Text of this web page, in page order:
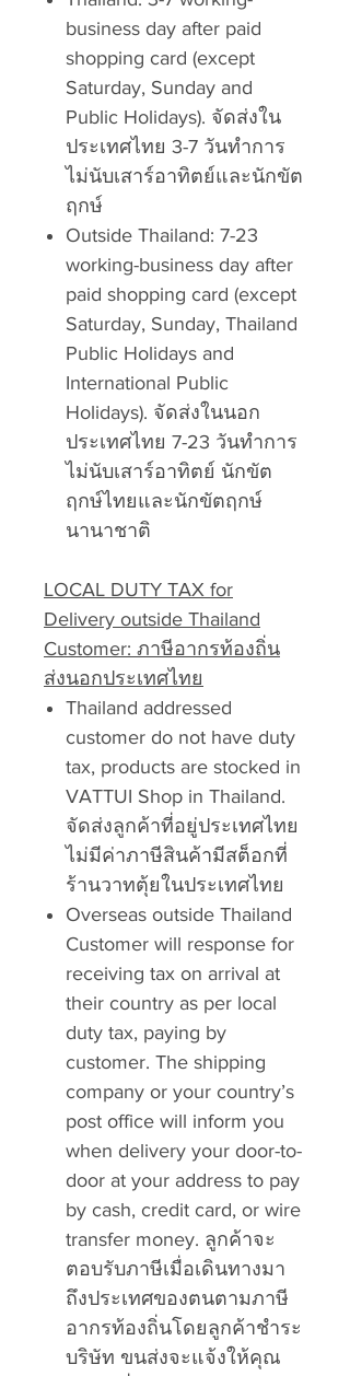
business day after paid
shopping card (except
Saturday, Sunday and
Public Holidays). จัดส่งใน
ประเทศไทย 3-7 วันทำการ
ไม่นับเสาร์อาทิตย์และนักขัต
ฤกษ์
Outside Thailand: 7-23
working-business day after
paid shopping card (except
Saturday, Sunday, Thailand
Public Holidays and
International Public
Holidays). จัดส่งในนอก
ประเทศไทย 7-23 วันทำการ
ไม่นับเสาร์อาทิตย์ นักขัต
ฤกษ์ไทยและนักขัตฤกษ์
นานาชาติ
LOCAL DUTY TAX for
Delivery outside Thailand
Customer: ภาษีอากรท้องถิ่น
ส่งนอกประเทศไทย
Thailand addressed
customer do not have duty
tax, products are stocked in
VATTUI Shop in Thailand.
จัดส่งลูกค้าที่อยู่ประเทศไทย
ไม่มีค่าภาษีสินค้ามีสต็อกที่
ร้านวาทตุ้ยในประเทศไทย
Overseas outside Thailand
Customer will response for
receiving tax on arrival at
their country as per local
duty tax, paying by
customer. The shipping
company or your country’s
post office will inform you
when delivery your door-to-
door at your address to pay
by cash, credit card, or wire
transfer money. ลูกค้าจะ
ตอบรับภาษีเมื่อเดินทางมา
ถึงประเทศของตนตามภาษี
อากรท้องถิ่นโดยลูกค้าชำระ
บริษัท ขนส่งจะแจ้งให้คุณ